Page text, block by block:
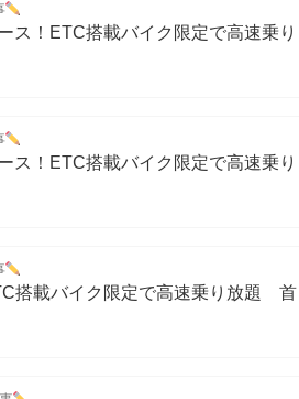
ス！ETC搭載バイク限定で高速乗り
ス！ETC搭載バイク限定で高速乗り
搭載バイク限定で高速乗り放題 首